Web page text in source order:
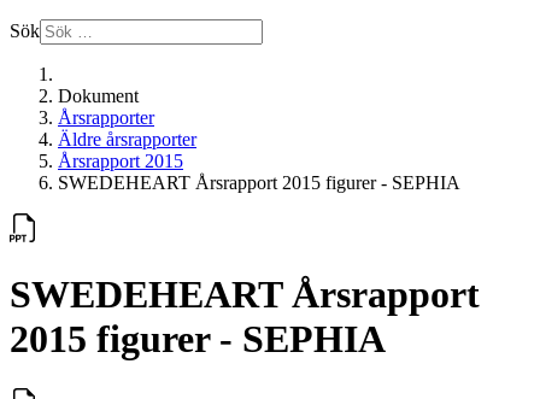
Sök
Dokument
Årsrapporter
Äldre årsrapporter
Årsrapport 2015
SWEDEHEART Årsrapport 2015 figurer - SEPHIA
SWEDEHEART Årsrapport
2015 figurer - SEPHIA